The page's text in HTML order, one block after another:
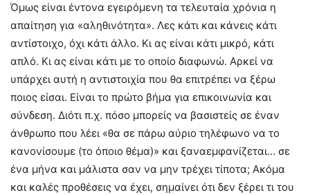
Όμως είναι έντονα εγειρόμενη τα τελευταία χρόνια η
απαίτηση για «αληθινότητα». Λες κάτι και κάνεις κάτι
αντίστοιχο, όχι κάτι άλλο. Κι ας είναι κάτι μικρό, κάτι
απλό. Κι ας είναι κάτι με το οποίο διαφωνώ. Αρκεί να
υπάρχει αυτή η αντιστοιχία που θα επιτρέπει να ξέρω
ποιος είσαι. Είναι το πρώτο βήμα για επικοινωνία και
σύνδεση. Διότι π.χ. πόσο μπορείς να βασιστείς σε έναν
άνθρωπο που λέει «θα σε πάρω αύριο τηλέφωνο να το
κανονίσουμε (το όποιο θέμα)» και ξαναεμφανίζεται… σε
ένα μήνα και μάλιστα σαν να μην τρέχει τίποτα; Ακόμα
και καλές προθέσεις να έχει, σημαίνει ότι δεν ξέρει τι του